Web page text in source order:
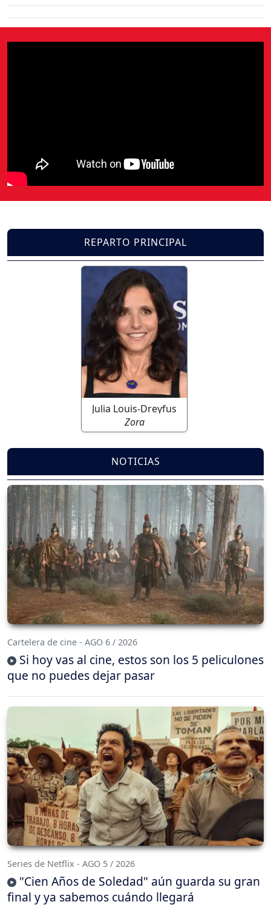
REPARTO PRINCIPAL
Julia Louis-Dreyfus
Zora
NOTICIAS
Cartelera de cine - AGO 6 / 2026
Si hoy vas al cine, estos son los 5 peliculones
que no puedes dejar pasar
Series de Netflix - AGO 5 / 2026
"Cien Años de Soledad" aún guarda su gran
final y ya sabemos cuándo llegará